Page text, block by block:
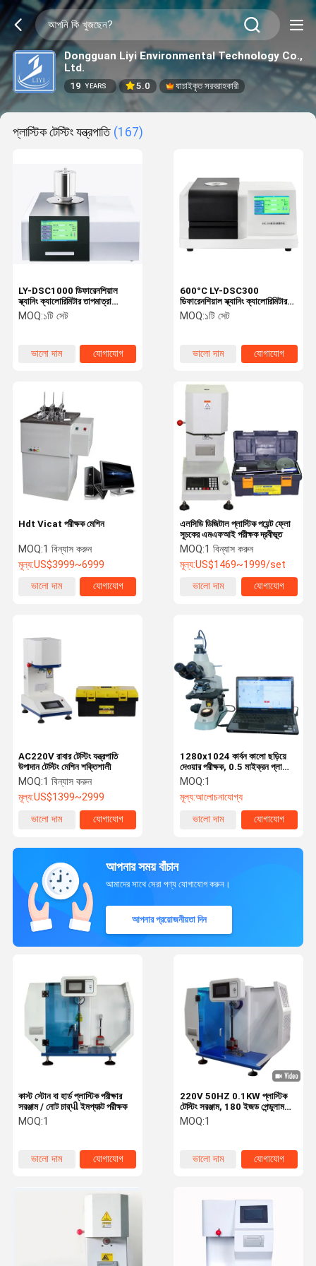
Dongguan Liyi Environmental Technology Co.,
Ltd.
19 YEARS 5.0 যাচাইকৃত সরবরাহকারী
প্লাস্টিক টেস্টিং যন্ত্রপাতি (167)
LY-DSC1000 ডিফারেনশিয়াল
স্ক্যানিং ক্যালোরিমিটার তাপমাত্রা
1150°C
MOQ:১টি সেট
ভালো দাম যোগাযোগ
600°C LY-DSC300
ডিফারেনশিয়াল স্ক্যানিং ক্যালোরিমিটার
DSC
MOQ:১টি সেট
ভালো দাম যোগাযোগ
Hdt Vicat পরীক্ষক মেশিন
MOQ:1 বিন্যাস করুন
মূল্য:US$3999~6999
ভালো দাম
যোগাযোগ
এলসিডি ডিজিটাল প্লাস্টিক পয়েন্ট ফ্লো
সূচকের এমএফআই পরীক্ষক দ্রবীভূত
MOQ:1 বিন্যাস করুন
মূল্য:US$1469~1999/set
ভালো দাম
যোগাযোগ
AC220V রাবার টেস্টিং যন্ত্রপাতি
উপাদান টেস্টিং মেশিন শক্তিশালী
MOQ:1 বিন্যাস করুন
মূল্য:US$1399~2999
ভালো দাম
যোগাযোগ
1280x1024 কার্বন কালো ছড়িয়ে
দেওয়ার পরীক্ষক, 0.5 মাইক্রন প্লাস্টিক
পরীক্ষার যন্ত্রপাতি Inst
MOQ:1
মূল্য:আলোচনাযোগ্য
ভালো দাম
যোগাযোগ
আপনার সময় বাঁচান
আমাদের সাথে সেরা পণ্য যোগাযোগ করুন।
আপনার প্রয়োজনীয়তা দিন
220V 50HZ 0.1KW প্লাস্টিক
টেস্টিং সরঞ্জাম, 180 ইজড পেন্ডুলাম
ইমপ্যাক্ট পরীক্ষক
MOQ:1
ভালো দাম যোগাযোগ
কাস্ট স্টোন বা হার্ড প্লাস্টিক পরীক্ষার
সরঞ্জাম / নোট চার্પી ইমপ্যাক্ট পরীক্ষক
MOQ:1
ভালো দাম যোগাযোগ